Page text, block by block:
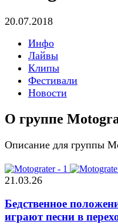
20.07.2018
Инфо
Лайвы
Клипы
Фестивали
Новости
О группе
Описание для группы
21.03.26
Бедственное
играют песни в